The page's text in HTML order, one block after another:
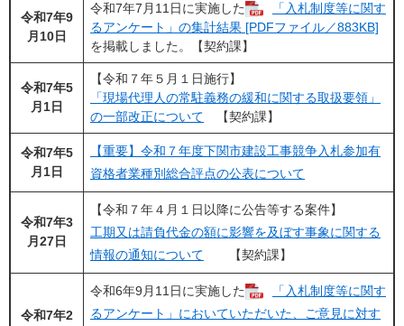
令和7年9
月10日
令和7年7月11日に実施した
「入札制度等に関す
るアンケート」の集計結果 [PDFファイル／883KB]
を掲載しました。【契約課】
令和7年5
月1日
【令和７年５月１日施行】
「​現場代理人の常駐義務の緩和に関する取扱要領」
の一部改正について 【契約課】
令和7年5
月1日
【重要】令和７年度下関市建設工事競争入札参加有
資格者業種別総合評点の公表について
令和7年3
月27日
【令和７年４月１日以降に公告等する案件】
工期又は請負代金の額に影響を及ぼす事象に関する
情報の通知について 【契約課】
令和7年2
令和6年9月11日に実施した
「入札制度等に関す
るアンケート」においていただいた、ご意見に対す